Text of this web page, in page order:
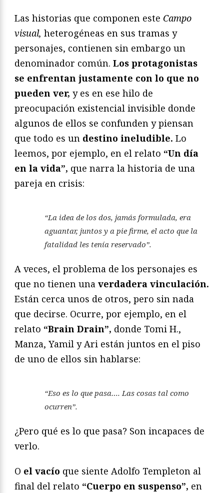
Las historias que componen este Campo
visual, heterogéneas en sus tramas y
personajes, contienen sin embargo un
denominador común. Los protagonistas
se enfrentan justamente con lo que no
pueden ver, y es en ese hilo de
preocupación existencial invisible donde
algunos de ellos se confunden y piensan
que todo es un destino ineludible. Lo
leemos, por ejemplo, en el relato “Un día
en la vida”, que narra la historia de una
pareja en crisis:
“La idea de los dos, jamás formulada, era
aguantar, juntos y a pie firme, el acto que la
fatalidad les tenía reservado”.
A veces, el problema de los personajes es
que no tienen una verdadera vinculación.
Están cerca unos de otros, pero sin nada
que decirse. Ocurre, por ejemplo, en el
relato “Brain Drain”, donde Tomi H.,
Manza, Yamil y Ari están juntos en el piso
de uno de ellos sin hablarse:
“Eso es lo que pasa…. Las cosas tal como
ocurren”.
¿Pero qué es lo que pasa? Son incapaces de
verlo.
O el vacío que siente Adolfo Templeton al
final del relato “Cuerpo en suspenso”, en